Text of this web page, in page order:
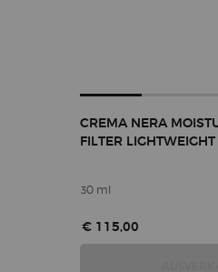
CREMA NERA
FILTER
30 ml
€ 115,00